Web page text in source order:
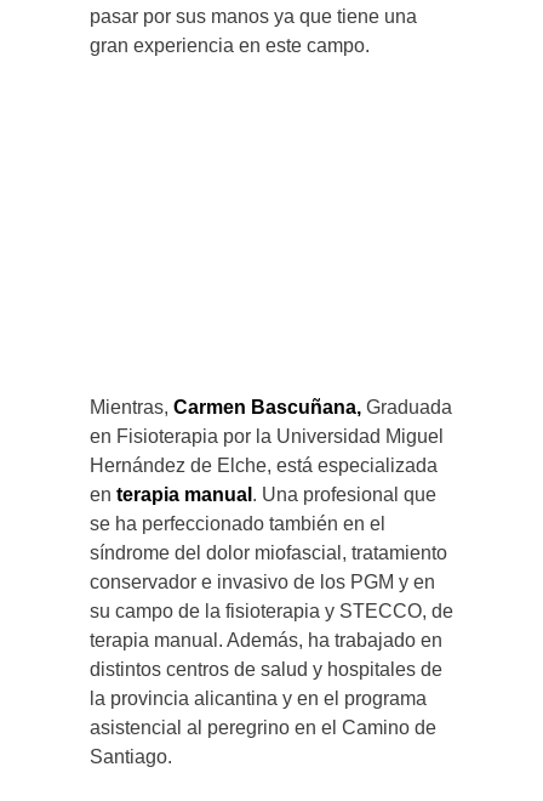
pasar por sus manos ya que tiene una
gran experiencia en este campo.
Mientras, Carmen Bascuñana, Graduada
en Fisioterapia por la Universidad Miguel
Hernández de Elche, está especializada
en terapia manual . Una profesional que
se ha perfeccionado también en el
síndrome del dolor miofascial, tratamiento
conservador e invasivo de los PGM y en
su campo de la fisioterapia y STECCO, de
terapia manual. Además, ha trabajado en
distintos centros de salud y hospitales de
la provincia alicantina y en el programa
asistencial al peregrino en el Camino de
Santiago.